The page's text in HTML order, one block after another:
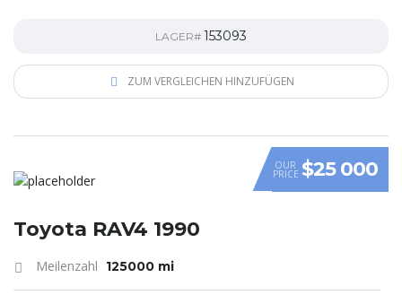
LAGER# 153093
ZUM VERGLEICHEN HINZUFÜGEN
OUR
PRICE $25 000
Toyota RAV4 1990
Meilenzahl 125000 mi